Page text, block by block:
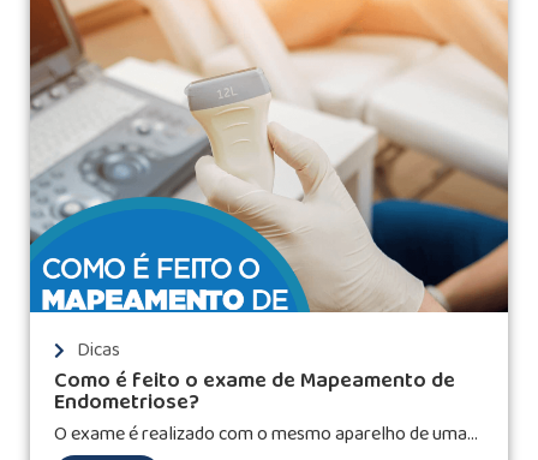
Dicas
Como é feito o exame de Mapeamento de
Endometriose?
O exame é realizado com o mesmo aparelho de uma...